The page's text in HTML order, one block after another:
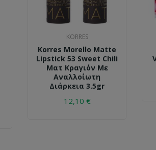
KORRES
Korres Morello Matte
Lipstick 53 Sweet Chili
Ματ Κραγιόν Με
Αναλλοίωτη
Διάρκεια 3.5gr
12,10 €